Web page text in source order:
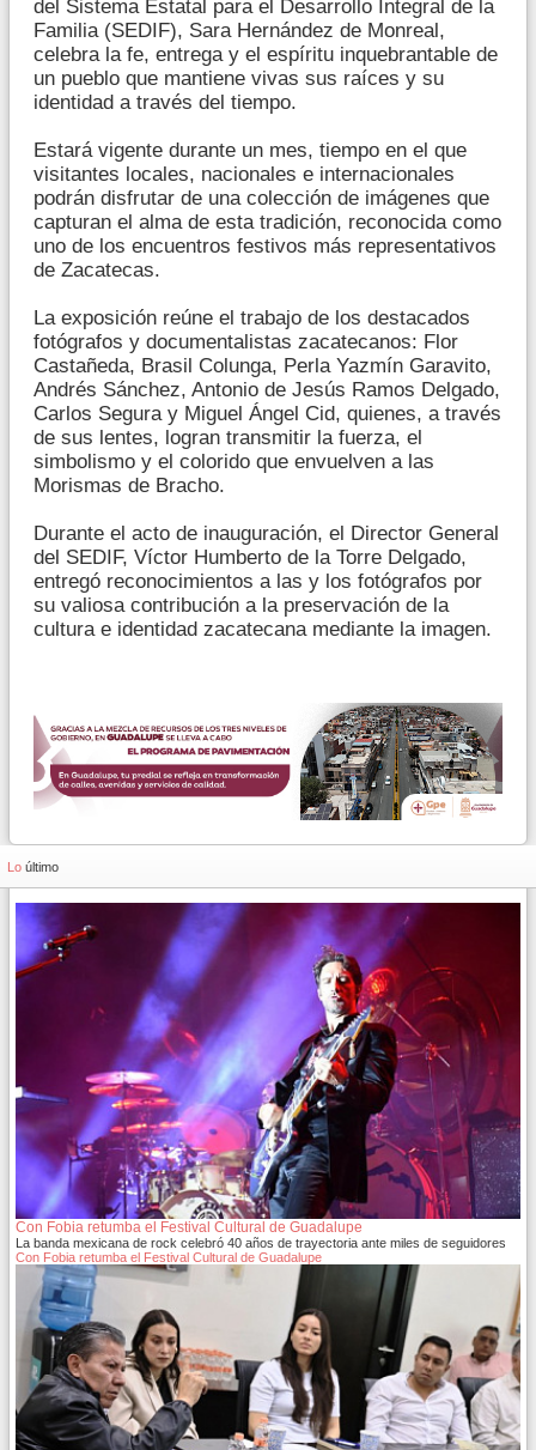
del Sistema Estatal para el Desarrollo Integral de la
Familia (SEDIF), Sara Hernández de Monreal,
celebra la fe, entrega y el espíritu inquebrantable de
un pueblo que mantiene vivas sus raíces y su
identidad a través del tiempo.
Estará vigente durante un mes, tiempo en el que
visitantes locales, nacionales e internacionales
podrán disfrutar de una colección de imágenes que
capturan el alma de esta tradición, reconocida como
uno de los encuentros festivos más representativos
de Zacatecas.
La exposición reúne el trabajo de los destacados
fotógrafos y documentalistas zacatecanos: Flor
Castañeda, Brasil Colunga, Perla Yazmín Garavito,
Andrés Sánchez, Antonio de Jesús Ramos Delgado,
Carlos Segura y Miguel Ángel Cid, quienes, a través
de sus lentes, logran transmitir la fuerza, el
simbolismo y el colorido que envuelven a las
Morismas de Bracho.
Durante el acto de inauguración, el Director General
del SEDIF, Víctor Humberto de la Torre Delgado,
entregó reconocimientos a las y los fotógrafos por
su valiosa contribución a la preservación de la
cultura e identidad zacatecana mediante la imagen.
Lo último
Con Fobia retumba el Festival Cultural de Guadalupe
La banda mexicana de rock celebró 40 años de trayectoria ante miles de seguidores
Con Fobia retumba el Festival Cultural de Guadalupe